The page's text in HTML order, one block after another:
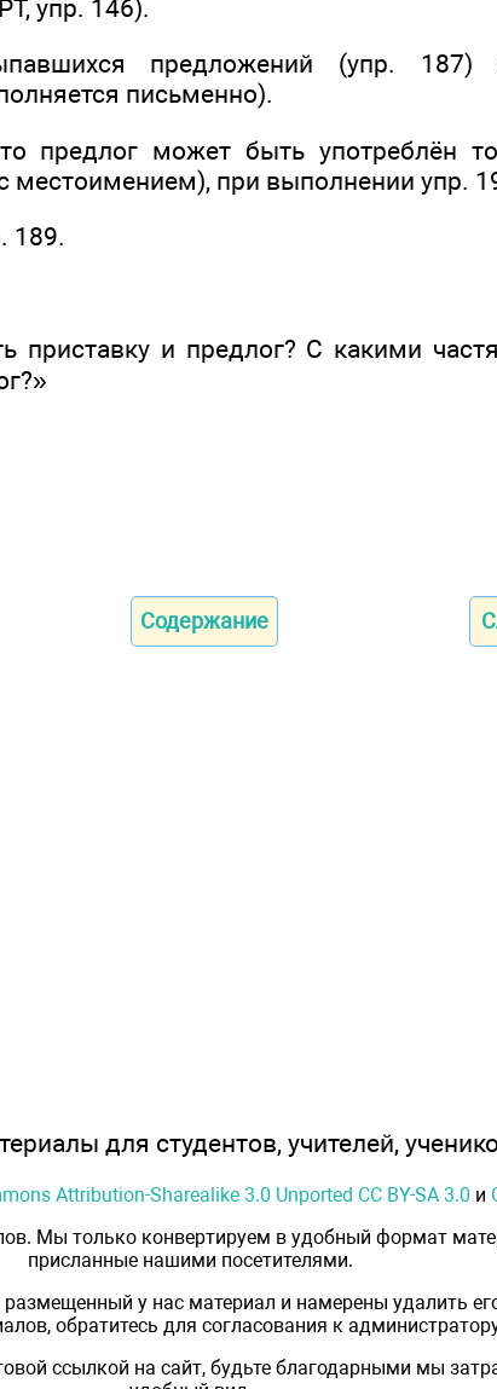
упр. 146).
предложений (упр.
письменно).
предлог может быть употреблён
местоимением), при выполнении упр.
189.
приставку и предлог? С какими
Содержание
для студентов, учителей,
Attribution-Sharealike 3.0 Unported CC BY-SA 3.0 и
Мы только конвертируем в удобный формат
присланные нашими посетителями.
у нас материал и намерены удалить
обратитесь для согласования к
ссылкой на сайт, будьте благодарными мы